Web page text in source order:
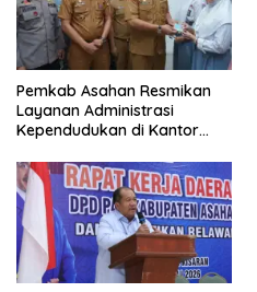
Pemkab Asahan Resmikan
Layanan Administrasi
Kependudukan di Kantor